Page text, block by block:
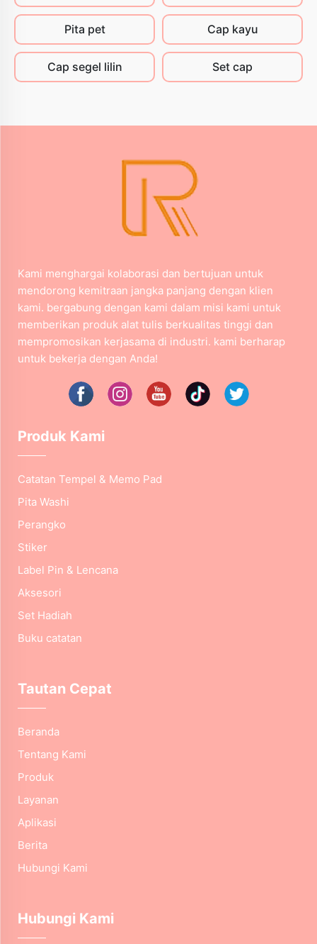
Pita pet Cap kayu
Cap segel lilin Set cap
Kami menghargai kolaborasi dan bertujuan untuk
mendorong kemitraan jangka panjang dengan klien
kami. bergabung dengan kami dalam misi kami untuk
memberikan produk alat tulis berkualitas tinggi dan
mempromosikan kerjasama di industri. kami berharap
untuk bekerja dengan Anda!
Produk Kami
Catatan Tempel & Memo Pad
Pita Washi
Perangko
Stiker
Label Pin & Lencana
Aksesori
Set Hadiah
Buku catatan
Tautan Cepat
Beranda
Tentang Kami
Produk
Layanan
Aplikasi
Berita
Hubungi Kami
Hubungi Kami